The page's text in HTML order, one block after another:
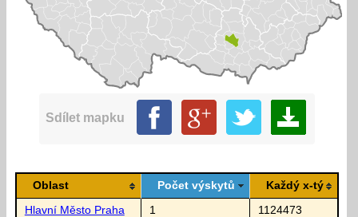
Sdílet mapku
Oblast Počet výskytů Každý x-tý
Hlavní Město Praha 1 1124473